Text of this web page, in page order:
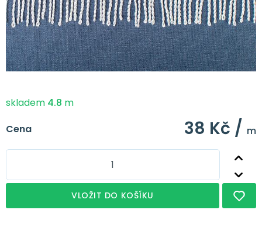
skladem 4.8 m
Cena
38 Kč / m
VLOŽIT DO KOŠÍKU